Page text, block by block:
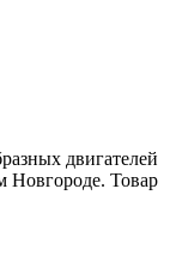
двигателей
Новгороде. Товар